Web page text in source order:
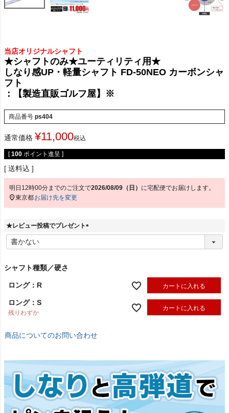
当店オリジナルシャフト
★シャフトのみ★ユーティリティ用★
しなり感UP・軽量シャフト FD-50NEO カーボンシャ
フト
：【製造直販ゴルフ屋】※
商品番号 ps404
通常価格 ¥11,000税込
[ 100 ポイント進呈 ]
送料込
明日 12時00分までのご注文で2026/08/09（日） に宅配便でお届けします。
東京都お届け先を変更
★レビュー投稿でプレゼント
(
シャフト種類／硬さ
ロング：R カートに入れる
ロング：S
残りわずか
カートに入れる
商品についてのお問い合わせ